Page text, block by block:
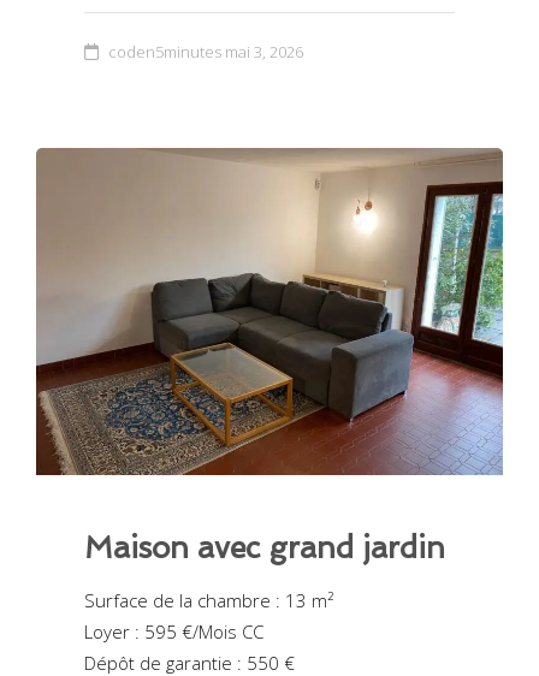
coden5minutes mai 3, 2026
Maison avec grand jardin
Surface de la chambre : 13 m²
Loyer : 595 €/Mois CC
Dépôt de garantie : 550 €